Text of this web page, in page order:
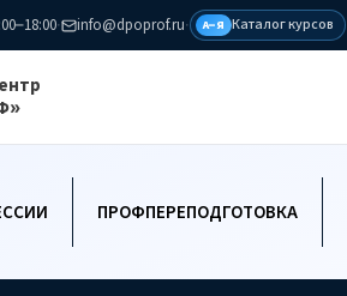
· info@dpoprof.ru· А–Я Каталог курсов
ПРОФПЕРЕПОДГОТОВКА